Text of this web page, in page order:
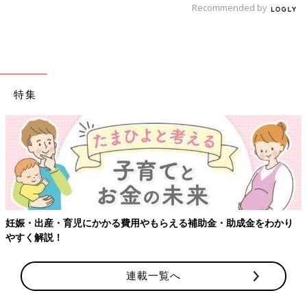
Recommended by
特集
娠・出産・育児にかかる費用やもらえる補助金・助成金をわかり
すく解説！
連載一覧へ